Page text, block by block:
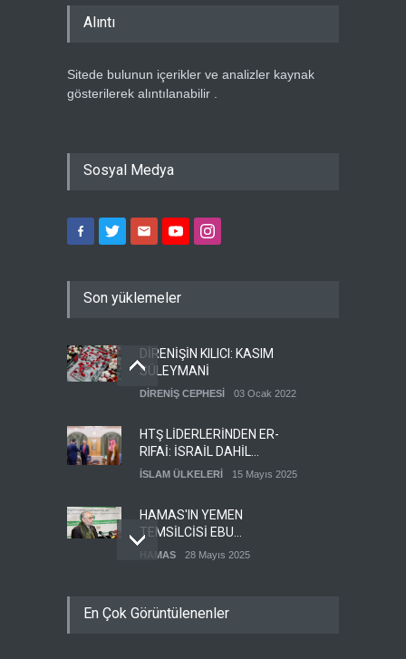
Alıntı
Sitede bulunun içerikler ve analizler kaynak
gösterilerek alıntılanabilir .
Sosyal Medya
Son yüklemeler
DİRENİŞİN KILICI: KASIM
SÜLEYMANİ
DİRENİŞ CEPHESİ 03 Ocak 2022
HTŞ LİDERLERİNDEN ER-
RIFAİ: İSRAİL DAHİL
HERKESLE BARIŞ
İSLAM ÜLKELERİ 15 Mayıs 2025
HAMAS'IN YEMEN
TEMSİLCİSİ EBU
ŞEMALE'DEN ÖNEMLİ
HAMAS 28 Mayıs 2025
YEDEK ASKERLERİ GÖREVE
En Çok Görüntülenenler